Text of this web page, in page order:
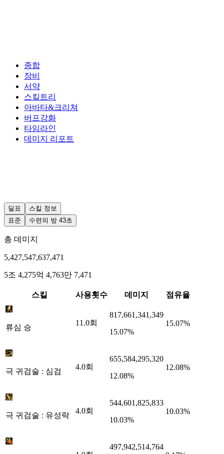
종합
장비
서약
스킬트리
아바타&크리쳐
버프강화
타임라인
데미지 리포트
딜표
스킬 정보
표준
수련의 방 43초
총 데미지
5,427,547,637,471
5조 4,275억 4,763만 7,471
스킬 사용횟수 데미지 점유율
류심 승
11.0회
817,661,341,349
15.07%
15.07%
극 귀검술 : 심검
4.0회
655,584,295,320
12.08%
12.08%
극 귀검술 : 유성락
4.0회
544,601,825,833
10.03%
10.03%
497,942,514,764